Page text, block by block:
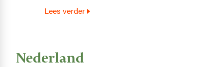
Lees verder
Nederland